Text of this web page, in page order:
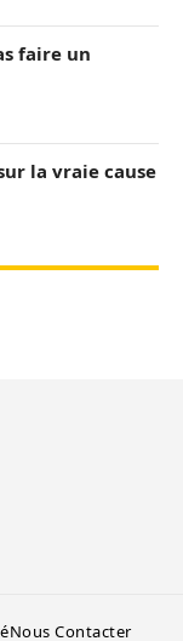
faire un
la vraie cause
Nous Contacter